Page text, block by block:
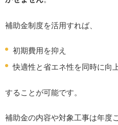
補助金制度を活用すれば、
初期費用を抑え
快適性と省エネ性を同時に向
することが可能です。
補助金の内容や対象工事は年度